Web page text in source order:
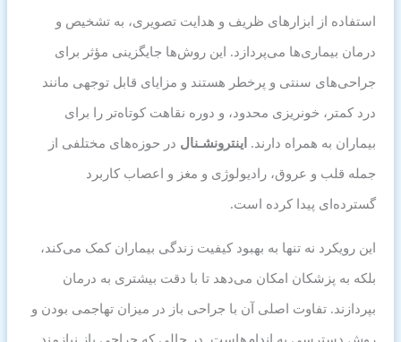
استفاده از ابزارهای ظریف و هدایت تصویری، به تشخیص و
درمان بیماری‌ها می‌پردازد. این روش‌ها جایگزینی مؤثر برای
جراحی‌های سنتی و پرخطر هستند و مزایای قابل توجهی مانند
درد کمتر، خونریزی محدود، و دوره نقاهت کوتاه‌تر را برای
بیماران به همراه دارند. اینترونشـنال در حوزه‌های مختلفی از
جمله قلب و عروق، رادیولوژی و مغز و اعصاب کاربرد
گسترده‌ای پیدا کرده است.
این رویکرد نه تنها به بهبود کیفیت زندگی بیماران کمک می‌کند،
بلکه به پزشکان امکان می‌دهد تا با دقت بیشتری به درمان
بپردازند. تفاوت اصلی آن با جراحی باز در میزان تهاجمی بودن و